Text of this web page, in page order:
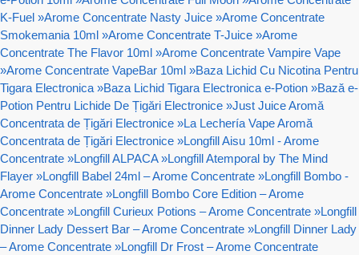
K-Fuel »Arome Concentrate Nasty Juice »Arome Concentrate
Smokemania 10ml »Arome Concentrate T-Juice »Arome
Concentrate The Flavor 10ml »Arome Concentrate Vampire Vape
»Arome Concentrate VapeBar 10ml »Baza Lichid Cu Nicotina Pentru
Tigara Electronica »Baza Lichid Tigara Electronica e-Potion »Bază e-
Potion Pentru Lichide De Țigări Electronice »Just Juice Aromă
Concentrata de Țigări Electronice »La Lechería Vape Aromă
Concentrata de Țigări Electronice »Longfill Aisu 10ml - Arome
Concentrate »Longfill ALPACA »Longfill Atemporal by The Mind
Flayer »Longfill Babel 24ml – Arome Concentrate »Longfill Bombo -
Arome Concentrate »Longfill Bombo Core Edition – Arome
Concentrate »Longfill Curieux Potions – Arome Concentrate »Longfill
Dinner Lady Dessert Bar – Arome Concentrate »Longfill Dinner Lady
– Arome Concentrate »Longfill Dr Frost – Arome Concentrate